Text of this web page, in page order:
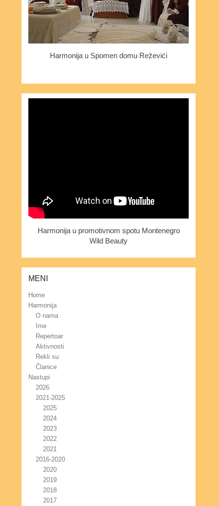
Harmonija u Spomen domu Reževići
Harmonija u promotivnom spotu Montenegro
Wild Beauty
MENI
Home
Harmonija
O nama
Ime
Repertoar
Aktivnosti
Rekli su
Članice
Nastupi
2026
2021-2025
2025
2024
2023
2022
2021
2016-2020
2020
2019
2018
2017